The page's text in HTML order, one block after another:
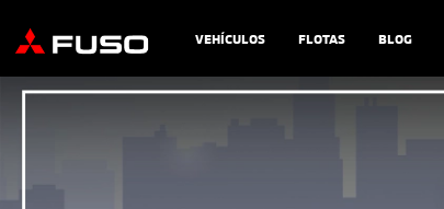
VEHÍCULOS FLOTAS BLOG